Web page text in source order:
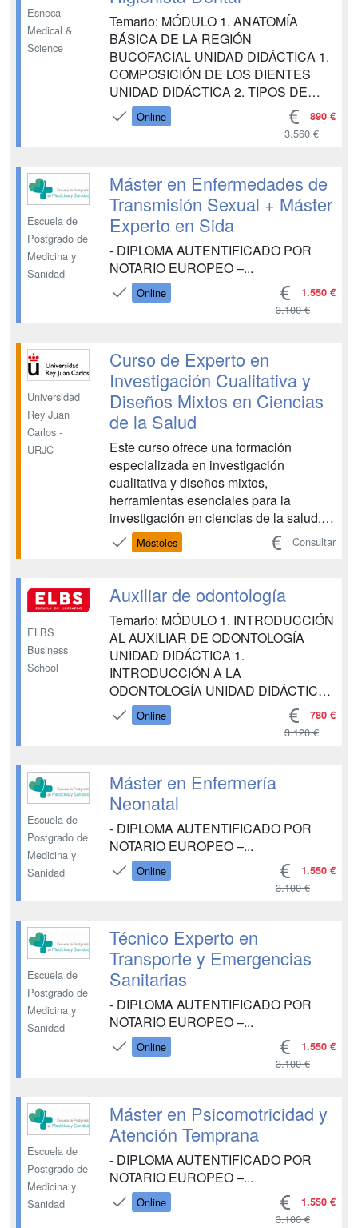
Esneca
Medical &
Science
Temario: MÓDULO 1. ANATOMÍA
BÁSICA DE LA REGIÓN
BUCOFACIAL UNIDAD DIDÁCTICA 1.
COMPOSICIÓN DE LOS DIENTES
UNIDAD DIDÁCTICA 2. TIPOS DE
DIENTES UNIDAD DIDÁCTICA 3.
DENTICIÓN TEMPORAL Y
5. HUESOS DEL CRÁNEO Y DE LA
CARA UNIDAD DIDÁCTICA 6.
MÚSCULOS Y GLÁNDULAS
SALIVARES UNIDAD DIDÁCTICA 7.
SIST...
Online 890 €
3.560 €
Escuela de
Postgrado de
Medicina y
Sanidad
Máster en Enfermedades de
Transmisión Sexual + Máster
Experto en Sida
- DIPLOMA AUTENTIFICADO POR
NOTARIO EUROPEO –...
Online 1.550 €
3.100 €
Universidad
Rey Juan
Carlos -
URJC
Curso de Experto en
Investigación Cualitativa y
Diseños Mixtos en Ciencias
de la Salud
Este curso ofrece una formación
especializada en investigación
cualitativa y diseños mixtos,
herramientas esenciales para la
investigación en ciencias de la salud.
Proporciona conocimientos teóricos y
prácticos para diseñar, implementar y
permitiendo a los profesionales abordar
preguntas de investigación com...
Móstoles Consultar
ELBS
Business
School
Auxiliar de odontología
Temario: MÓDULO 1. INTRODUCCIÓN
AL AUXILIAR DE ODONTOLOGÍA
UNIDAD DIDÁCTICA 1.
INTRODUCCIÓN A LA
ODONTOLOGÍA UNIDAD DIDÁCTICA
2. ORGANIZACIÓN DE UNA CLÍNICA
DENTAL UNIDAD DIDÁCTICA 3.
4. ETIQUETA PROFESIONAL Y
RELACIÓN CON EL PACIENTE
MÓDULO 2. ANATOMÍA DENTAL Y
FISIOLOGÍA UNIDAD DIDÁCTICA 1.
ANATO...
Online 780 €
3.120 €
Escuela de
Postgrado de
Medicina y
Sanidad
Máster en Enfermería
Neonatal
- DIPLOMA AUTENTIFICADO POR
NOTARIO EUROPEO –...
Online 1.550 €
3.100 €
Escuela de
Postgrado de
Medicina y
Sanidad
Técnico Experto en
Transporte y Emergencias
Sanitarias
- DIPLOMA AUTENTIFICADO POR
NOTARIO EUROPEO –...
Online 1.550 €
3.100 €
Escuela de
Postgrado de
Medicina y
Sanidad
Máster en Psicomotricidad y
Atención Temprana
- DIPLOMA AUTENTIFICADO POR
NOTARIO EUROPEO –...
Online 1.550 €
3.100 €